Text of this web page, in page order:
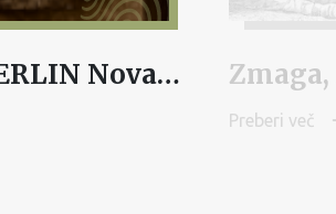
BORUT PETERLIN Nova zemlja/Tišina
Preberi več